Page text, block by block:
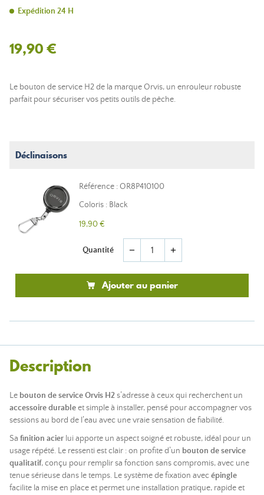
Expédition 24 H
19,90 €
Le bouton de service H2 de la marque Orvis, un enrouleur robuste
parfait pour sécuriser vos petits outils de pêche.
Déclinaisons
Référence : OR8P410100
Coloris : Black
19,90 €
Quantité remove add
Ajouter au panier
Description
Le bouton de service Orvis H2s’adresse à ceux qui recherchent un
accessoire durableet simple à installer, pensé pour accompagner vos
sessions au bord de l’eau avec une vraie sensation de fiabilité.
Sa finition acier lui apporte un aspect soigné et robuste, idéal pour un
usage répété. Le ressenti est clair : on profite d’un bouton de service
qualitatif, conçu pour remplir sa fonction sans compromis, avec une
tenue sérieuse dans le temps. Le système de fixation avecépingle
facilite la mise en place et permet une installation pratique, rapide et